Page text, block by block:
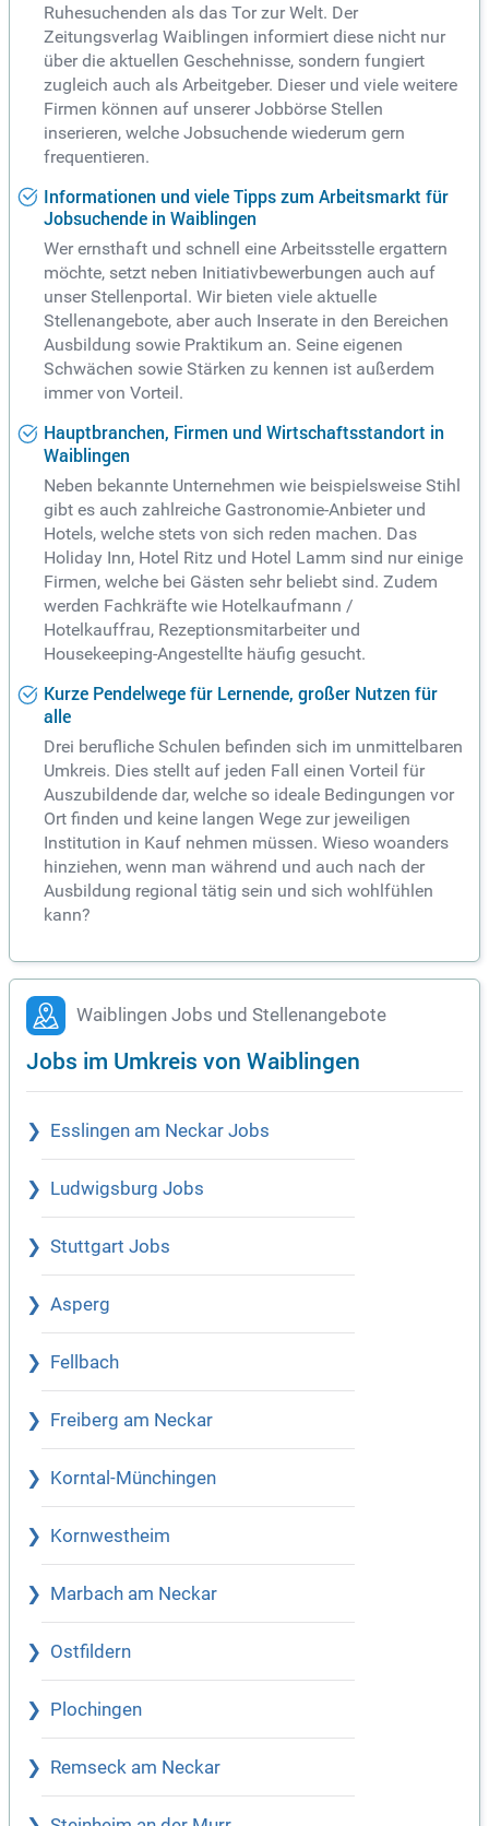
Ruhesuchenden als das Tor zur Welt. Der
Zeitungsverlag Waiblingen informiert diese nicht nur
über die aktuellen Geschehnisse, sondern fungiert
zugleich auch als Arbeitgeber. Dieser und viele weitere
Firmen können auf unserer Jobbörse Stellen
inserieren, welche Jobsuchende wiederum gern
frequentieren.
Informationen und viele Tipps zum Arbeitsmarkt für
Jobsuchende in Waiblingen
Wer ernsthaft und schnell eine Arbeitsstelle ergattern
möchte, setzt neben Initiativbewerbungen auch auf
unser Stellenportal. Wir bieten viele aktuelle
Stellenangebote, aber auch Inserate in den Bereichen
Ausbildung sowie Praktikum an. Seine eigenen
Schwächen sowie Stärken zu kennen ist außerdem
immer von Vorteil.
Hauptbranchen, Firmen und Wirtschaftsstandort in
Waiblingen
Neben bekannte Unternehmen wie beispielsweise Stihl
gibt es auch zahlreiche Gastronomie-Anbieter und
Hotels, welche stets von sich reden machen. Das
Holiday Inn, Hotel Ritz und Hotel Lamm sind nur einige
Firmen, welche bei Gästen sehr beliebt sind. Zudem
werden Fachkräfte wie Hotelkaufmann /
Hotelkauffrau, Rezeptionsmitarbeiter und
Housekeeping-Angestellte häufig gesucht.
Kurze Pendelwege für Lernende, großer Nutzen für
alle
Drei berufliche Schulen befinden sich im unmittelbaren
Umkreis. Dies stellt auf jeden Fall einen Vorteil für
Auszubildende dar, welche so ideale Bedingungen vor
Ort finden und keine langen Wege zur jeweiligen
Institution in Kauf nehmen müssen. Wieso woanders
hinziehen, wenn man während und auch nach der
Ausbildung regional tätig sein und sich wohlfühlen
kann?
Waiblingen Jobs und Stellenangebote
Jobs im Umkreis von Waiblingen
Esslingen am Neckar Jobs
Ludwigsburg Jobs
Stuttgart Jobs
Asperg
Fellbach
Freiberg am Neckar
Korntal-Münchingen
Kornwestheim
Marbach am Neckar
Ostfildern
Plochingen
Remseck am Neckar